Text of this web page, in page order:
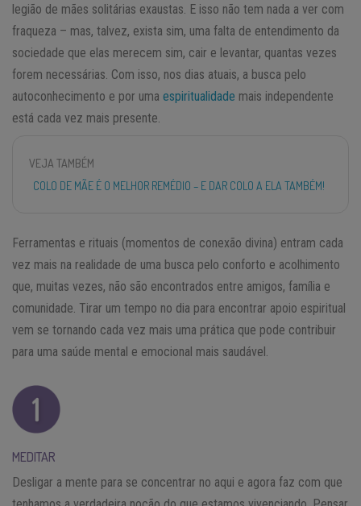
legião de mães solitárias exaustas. E isso não tem nada a ver com
fraqueza – mas, talvez, exista sim, uma falta de entendimento da
sociedade que elas merecem sim, cair e levantar, quantas vezes
forem necessárias. Com isso, nos dias atuais, a busca pelo
autoconhecimento e por uma espiritualidade mais independente
está cada vez mais presente.
VEJA TAMBÉM
COLO DE MÃE É O MELHOR REMÉDIO – E DAR COLO A ELA TAMBÉM!
Ferramentas e rituais (momentos de conexão divina) entram cada
vez mais na realidade de uma busca pelo conforto e acolhimento
que, muitas vezes, não são encontrados entre amigos, família e
comunidade. Tirar um tempo no dia para encontrar apoio espiritual
vem se tornando cada vez mais uma prática que pode contribuir
para uma saúde mental e emocional mais saudável.
MEDITAR
Desligar a mente para se concentrar no aqui e agora faz com que